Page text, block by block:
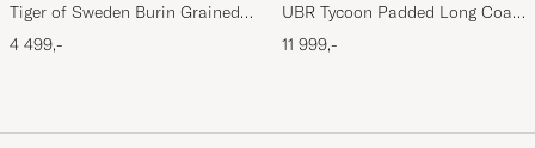
Tiger of Sweden Burin Grained
Leather Briefcase Brown
4 499,-
UBR Tycoon Padded Long Coat
Black
11 999,-